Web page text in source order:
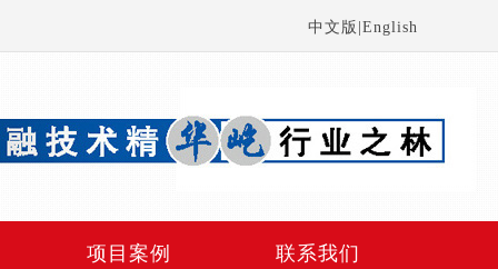
中文版 English
项目案例 联系我们